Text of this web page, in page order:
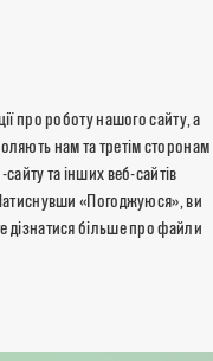
про роботу нашого сайту, а
нам та третім сторонам
та інших веб-сайтів
«Погоджуюся», ви
дізнатися більше про файли